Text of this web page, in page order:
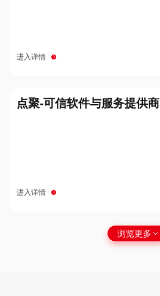
进入详情
点聚-可信软件与服务提供商
进入详情
浏览更多